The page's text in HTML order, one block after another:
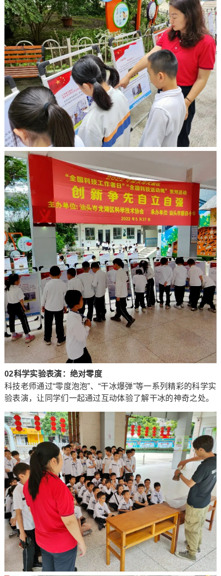
02科学实验表演：绝对零度
科技老师通过“零度泡泡”、“干冰爆弹”等一系列精彩的科学实
验表演，让同学们一起通过互动体验了解干冰的神奇之处。